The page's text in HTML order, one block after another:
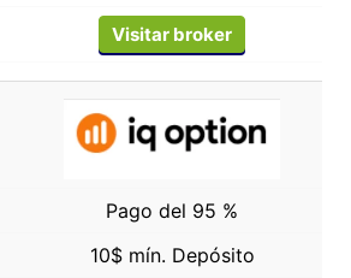
Visitar broker
Pago del 95 %
10$ mín. Depósito